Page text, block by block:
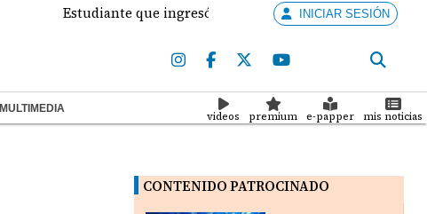
Estudiante que ingresó con un arma de fuego al 'Dolores
INICIAR SESIÓN
MULTIMEDIA
videos premium e-papper mis noticias
CONTENIDO PATROCINADO